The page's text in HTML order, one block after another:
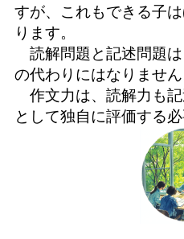
すが、これもできる子
ります。
読解問題と記述問題
の代わりにはなりません
作文力は、読解力も
として独自に評価する